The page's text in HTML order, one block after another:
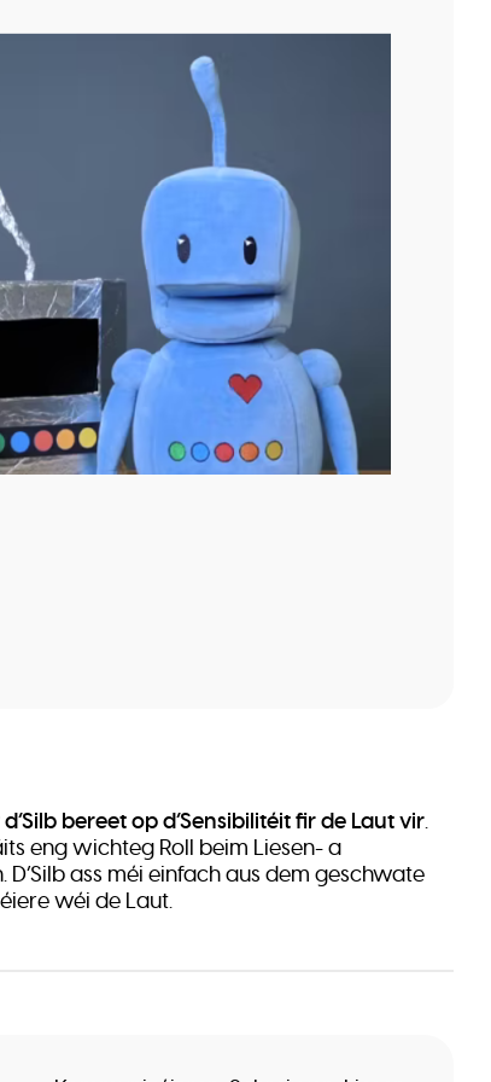
bereet op d’Sensibilitéit fir de Laut vir.
eng wichteg Roll beim Liesen- a
D’Silb ass méi einfach aus dem geschwate
wéi de Laut.